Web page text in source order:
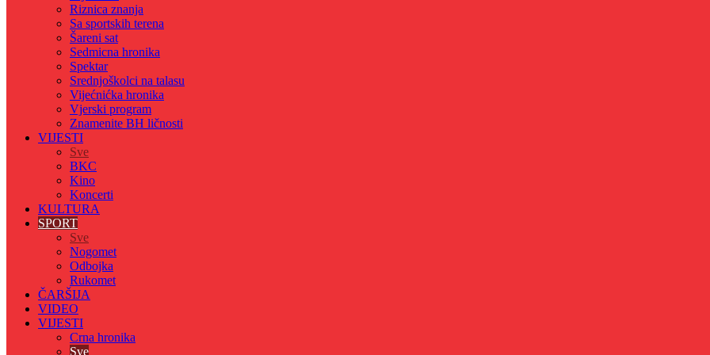
Riznica znanja
Sa sportskih terena
Šareni sat
Sedmicna hronika
Spektar
Srednjoškolci na talasu
Vijećnićka hronika
Vjerski program
Znamenite BH ličnosti
VIJESTI
Sve
BKC
Kino
Koncerti
KULTURA
SPORT
Sve
Nogomet
Odbojka
Rukomet
ČARŠIJA
VIDEO
VIJESTI
Crna hronika
Sve